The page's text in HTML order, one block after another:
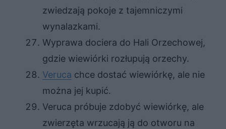
zwiedzają pokoje z tajemniczymi
wynalazkami.
Wyprawa dociera do Hali Orzechowej,
gdzie wiewiórki rozłupują orzechy.
Veruca chce dostać wiewiórkę, ale nie
można jej kupić.
Veruca próbuje zdobyć wiewiórkę, ale
zwierzęta wrzucają ją do otworu na